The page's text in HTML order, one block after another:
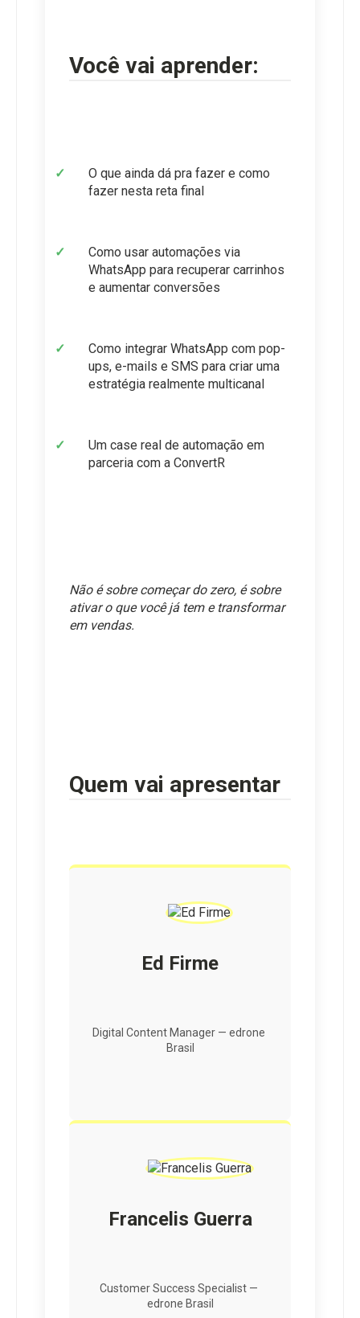
Você vai aprender:
O que ainda dá pra fazer e como
fazer nesta reta final
Como usar automações via
WhatsApp para recuperar carrinhos
e aumentar conversões
Como integrar WhatsApp com pop-
ups, e-mails e SMS para criar uma
estratégia realmente multicanal
Um case real de automação em
parceria com a ConvertR
Não é sobre começar do zero, é sobre
ativar o que você já tem e transformar
em vendas.
Quem vai apresentar
Ed Firme
Digital Content Manager — edrone
Brasil
Francelis Guerra
Customer Success Specialist —
edrone Brasil